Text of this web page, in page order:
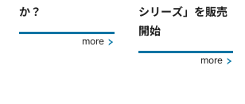
か？
more
シリーズ」を販売
開始
more